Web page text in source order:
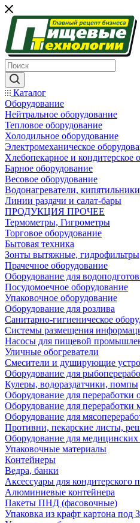
Каталог
Оборудование
Нейтральное оборудование
Тепловое оборудование
Холодильное оборудование
Электромеханическое
Хлебопекарное и кондитерское
Барное оборудование
Весовое оборудование
Водонагреватели, кипятильники
Линии раздачи и салат-бары
ПРОДУКЦИЯ ПРОЧЕЕ
Термометры, Гигрометры
Торговое оборудование
Бытовая техника
Зонты вытяжные, гидрофильтры
Прачечное оборудование
Оборудование для
Посудомоечное оборудование
Упаковочное оборудование
Оборудование для розлива
Санитарно-гигиеническое
Системы размещения
Насосы для пищевой
Уличные обогреватели
Смесители и душирующие
Оборудование для
Кулеры, водораздатчики, помпы
Оборудование для переработки
Оборудование для переработки
Оборудование для
Противни, пекарские листы,
Оборудование для медицинских
Упаковочные материалы
Контейнеры
Ведра, банки
Аксессуары для кондитерского
Алюминиевые контейнера
Пакеты ПНД (фасовочные)
Упаковка из крафт картона